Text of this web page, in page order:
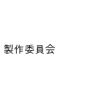
作委員会